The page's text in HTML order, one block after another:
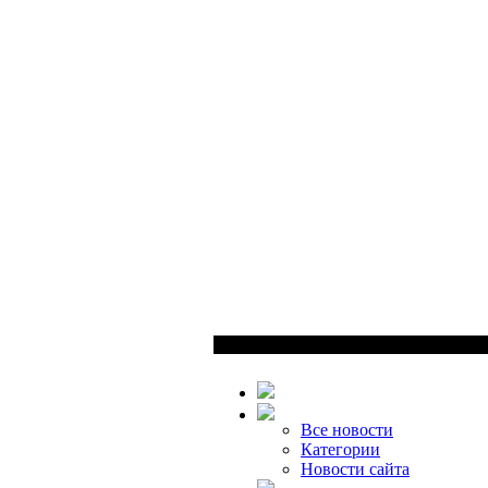
Все новости
Категории
Новости сайта